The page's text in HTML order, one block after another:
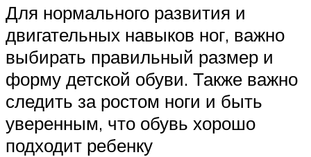
Для нормального развития и
двигательных навыков ног, важно
выбирать правильный размер и
форму детской обуви. Также важно
следить за ростом ноги и быть
уверенным, что обувь хорошо
подходит ребенку